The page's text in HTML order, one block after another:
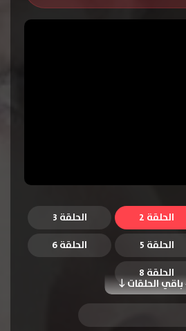
الحلقة 2
الحلقة 3
الحلقة 5 الحلقة 6
باقي الحلقات
الحلقة 8